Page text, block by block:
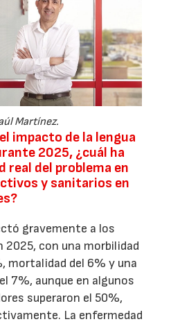
Martínez.
impacto de la lengua
2025, ¿cuál ha
real del problema en
y sanitarios en
gravemente a los
2025, con una morbilidad
mortalidad del 6% y una
7%, aunque en algunos
superaron el 50%,
La enfermedad